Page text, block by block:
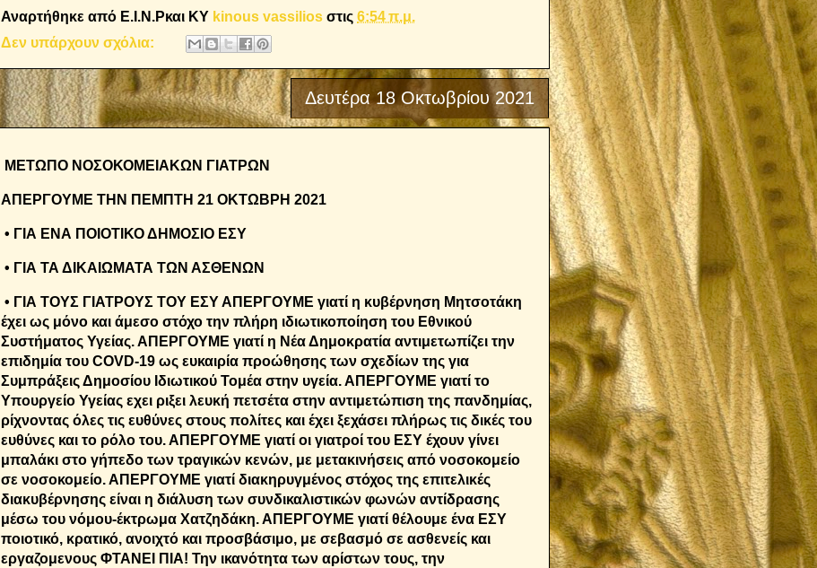
Αναρτήθηκε από E.I.N.Ρκαι ΚΥ kinous vassilios στις 6:54 π.μ.
Δεν υπάρχουν σχόλια:
Δευτέρα 18 Οκτωβρίου 2021
ΜΕΤΩΠΟ ΝΟΣΟΚΟΜΕΙΑΚΩΝ ΓΙΑΤΡΩΝ
ΑΠΕΡΓΟΥΜΕ ΤΗΝ ΠΕΜΠΤΗ 21 ΟΚΤΩΒΡΗ 2021
• ΓΙΑ ΕΝΑ ΠΟΙΟΤΙΚΟ ΔΗΜΟΣΙΟ ΕΣΥ
• ΓΙΑ ΤΑ ΔΙΚΑΙΩΜΑΤΑ ΤΩΝ ΑΣΘΕΝΩΝ
• ΓΙΑ ΤΟΥΣ ΓΙΑΤΡΟΥΣ ΤΟΥ ΕΣΥ ΑΠΕΡΓΟΥΜΕ γιατί η κυβέρνηση Μητσοτάκη
έχει ως μόνο και άμεσο στόχο την πλήρη ιδιωτικοποίηση του Εθνικού
Συστήματος Υγείας. ΑΠΕΡΓΟΥΜΕ γιατί η Νέα Δημοκρατία αντιμετωπίζει την
επιδημία του COVD-19 ως ευκαιρία προώθησης των σχεδίων της για
Συμπράξεις Δημοσίου Ιδιωτικού Τομέα στην υγεία. ΑΠΕΡΓΟΥΜΕ γιατί το
Υπουργείο Υγείας εχει ριξει λευκή πετσέτα στην αντιμετώπιση της πανδημίας,
ρίχνοντας όλες τις ευθύνες στους πολίτες και έχει ξεχάσει πλήρως τις δικές του
ευθύνες και το ρόλο του. ΑΠΕΡΓΟΥΜΕ γιατί οι γιατροί του ΕΣΥ έχουν γίνει
μπαλάκι στο γήπεδο των τραγικών κενών, με μετακινήσεις από νοσοκομείο
σε νοσοκομείο. ΑΠΕΡΓΟΥΜΕ γιατί διακηρυγμένος στόχος της επιτελικές
διακυβέρνησης είναι η διάλυση των συνδικαλιστικών φωνών αντίδρασης
μέσω του νόμου-έκτρωμα Χατζηδάκη. ΑΠΕΡΓΟΥΜΕ γιατί θέλουμε ένα ΕΣΥ
ποιοτικό, κρατικό, ανοιχτό και προσβάσιμο, με σεβασμό σε ασθενείς και
εργαζομενους ΦΤΑΝΕΙ ΠΙΑ! Την ικανότητα των αρίστων τους, την